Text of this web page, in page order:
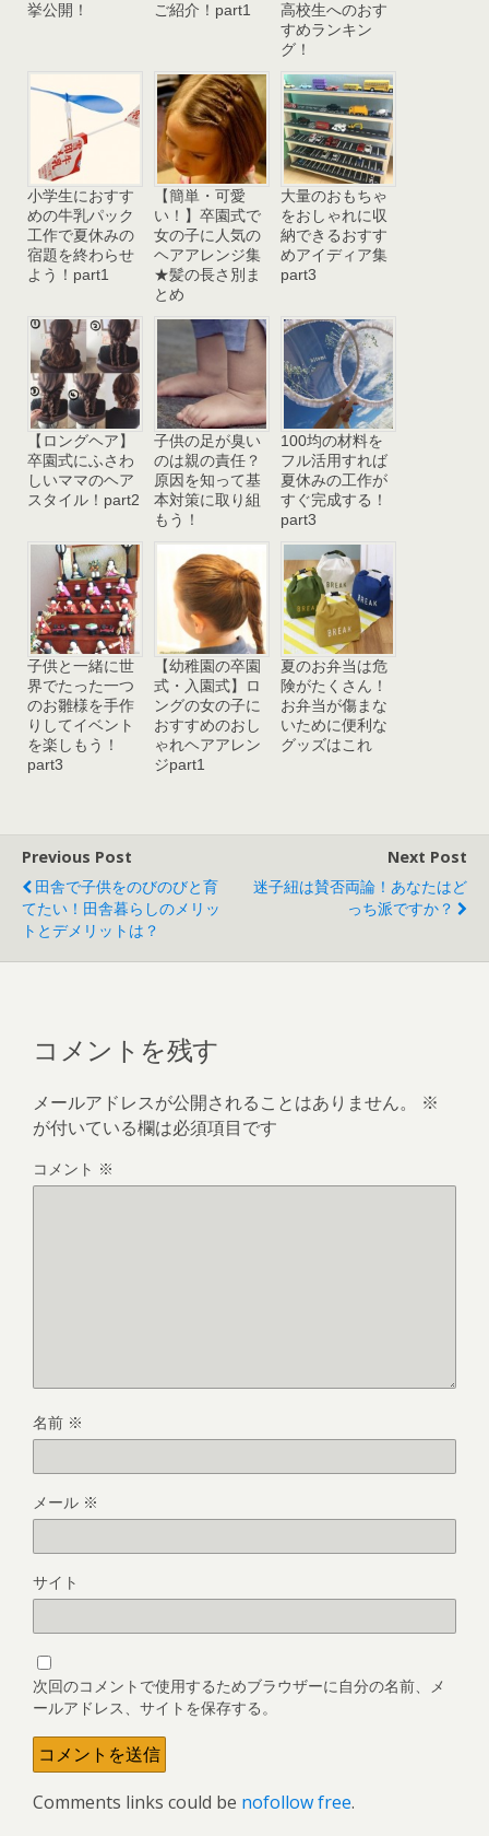
挙公開！
ご紹介！part1
高校生へのおす
すめランキン
グ！
小学生におすす
めの牛乳パック
工作で夏休みの
宿題を終わらせ
よう！part1
【簡単・可愛
い！】卒園式で
女の子に人気の
ヘアアレンジ集
★髪の長さ別ま
とめ
大量のおもちゃ
をおしゃれに収
納できるおすす
めアイディア集
part3
【ロングヘア】
卒園式にふさわ
しいママのヘア
スタイル！part2
子供の足が臭い
のは親の責任？
原因を知って基
本対策に取り組
もう！
100均の材料を
フル活用すれば
夏休みの工作が
すぐ完成する！
part3
子供と一緒に世
界でたった一つ
のお雛様を手作
りしてイベント
を楽しもう！
part3
【幼稚園の卒園
式・入園式】ロ
ングの女の子に
おすすめのおし
ゃれヘアアレン
ジpart1
夏のお弁当は危
険がたくさん！
お弁当が傷まな
いために便利な
グッズはこれ
Previous Post
田舎で子供をのびのびと育
てたい！田舎暮らしのメリッ
トとデメリットは？
Next Post
迷子紐は賛否両論！あなたはど
っち派ですか？
コメントを残す
メールアドレスが公開されることはありません。
※
が付いている欄は必須項目です
コメント ※
名前 ※
メール ※
サイト
次回のコメントで使用するためブラウザーに自分の名前、メ
ールアドレス、サイトを保存する。
Comments links could be nofollow free.